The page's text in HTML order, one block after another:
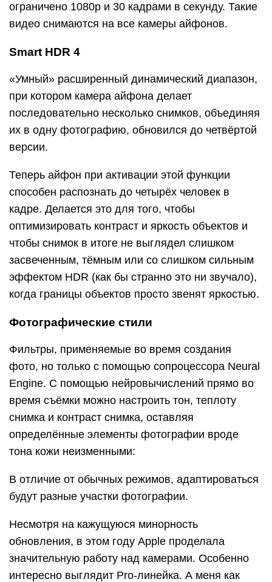
ограничено 1080p и 30 кадрами в секунду. Такие
видео снимаются на все камеры айфонов.
Smart HDR 4
«Умный» расширенный динамический диапазон,
при котором камера айфона делает
последовательно несколько снимков, объединяя
их в одну фотографию, обновился до четвёртой
версии.
Теперь айфон при активации этой функции
способен распознать до четырёх человек в
кадре. Делается это для того, чтобы
оптимизировать контраст и яркость объектов и
чтобы снимок в итоге не выглядел слишком
засвеченным, тёмным или со слишком сильным
эффектом HDR (как бы странно это ни звучало),
когда границы объектов просто звенят яркостью.
Фотографические стили
Фильтры, применяемые во время создания
фото, но только с помощью сопроцессора Neural
Engine. С помощью нейровычислений прямо во
время съёмки можно настроить тон, теплоту
снимка и контраст снимка, оставляя
определённые элементы фотографии вроде
тона кожи неизменными:
В отличие от обычных режимов, адаптироваться
будут разные участки фотографии.
Несмотря на кажущуюся минорность
обновления, в этом году Apple проделала
значительную работу над камерами. Особенно
интересно выглядит Pro-линейка. А меня как